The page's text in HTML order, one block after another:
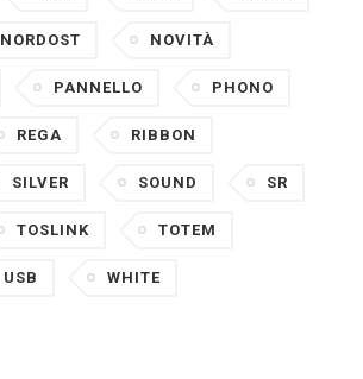
NORDOST NOVITÀ
PANNELLO PHONO
REGA RIBBON
SILVER SOUND SR
TOSLINK TOTEM
USB WHITE